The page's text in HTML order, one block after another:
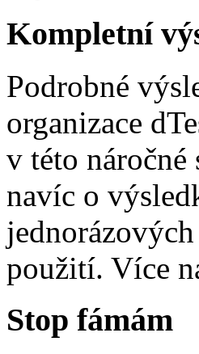
Kompletní
Podrobné
organizace
v této
navíc o
použití. Více
Stop fámám